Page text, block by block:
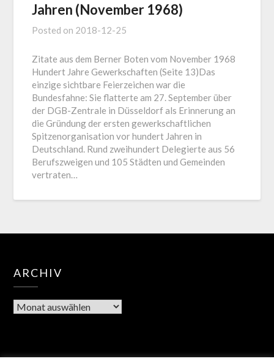
Jahren (November 1968)
Posted on 2018-12-25
Zitate aus dem Berner Boten vom November 1968
Hundert Jahre Gewerkschaften (Seite 13)Das
einzige sichtbare Feierzeichen war die
Bundesfahne: Sie flatterte am 27. September über
der DGB-Zentrale in Düsseldorf als Erinnerung an
die Gründung der ersten gewerkschaftlichen
Spitzenorganisation vor hundert Jahren in
Deutschland. Rund zweihundert Delegierte aus 56
Berufszweigen und 105 Städten und Gemeinden
vertraten…
ARCHIV